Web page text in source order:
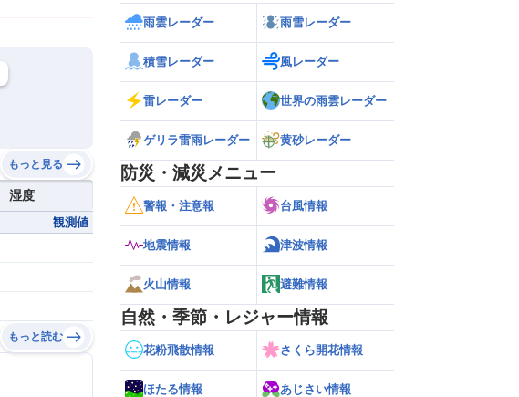
もっと見る
湿度
観測値
もっと読む
雨雲レーダー 雨雪レーダー
積雪レーダー 風レーダー
雷レーダー 世界の雨雲レーダー
ゲリラ雷雨レーダー 黄砂レーダー
防災・減災メニュー
警報・注意報 台風情報
地震情報 津波情報
火山情報 避難情報
自然・季節・レジャー情報
花粉飛散情報 さくら開花情報
ほたる情報 あじさい情報